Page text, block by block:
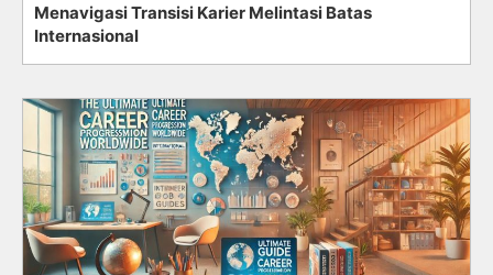
Menavigasi Transisi Karier Melintasi Batas
Internasional